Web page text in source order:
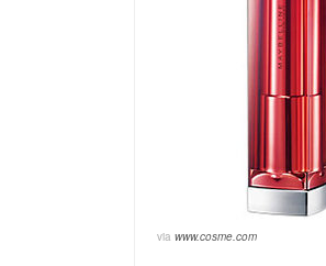
via www.cosme.com